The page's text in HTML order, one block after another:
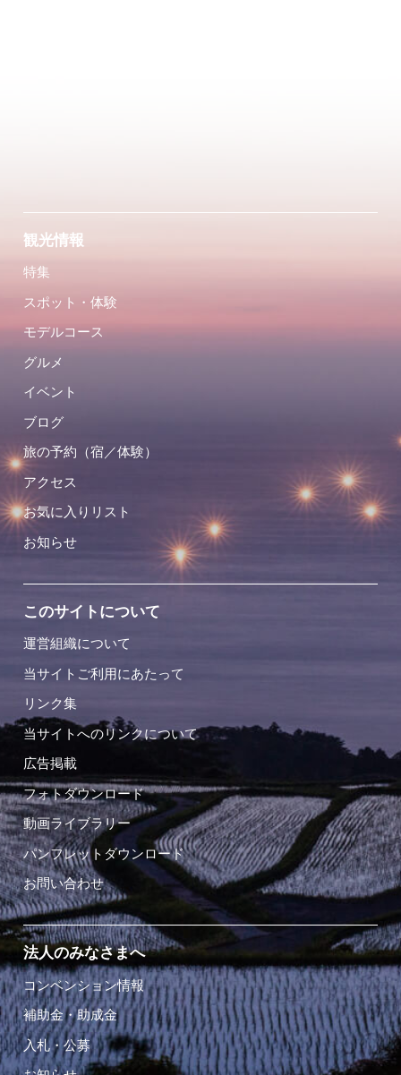
観光情報
特集
スポット・体験
モデルコース
グルメ
イベント
ブログ
旅の予約（宿／体験）
アクセス
お気に入りリスト
お知らせ
このサイトについて
運営組織について
当サイトご利用にあたって
リンク集
当サイトへのリンクについて
広告掲載
フォトダウンロード
動画ライブラリー
パンフレットダウンロード
お問い合わせ
法人のみなさまへ
コンベンション情報
補助金・助成金
入札・公募